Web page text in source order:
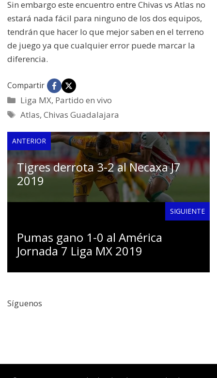
Sin embargo este encuentro entre Chivas vs Atlas no
estará nada fácil para ninguno de los dos equipos,
tendrán que hacer lo que mejor saben en el terreno
de juego ya que cualquier error puede marcar la
diferencia.
Compartir
Categorías
Liga MX, Partido en vivo
Etiquetas
Atlas,Chivas Guadalajara
ANTERIOR
Tigres derrota 3-2 al Necaxa J7
2019
SIGUIENTE
Pumas gano 1-0 al América
Jornada 7 Liga MX 2019
Síguenos